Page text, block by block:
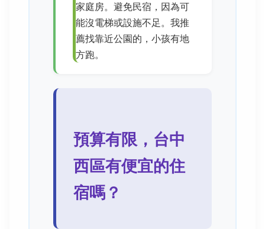
家庭房。避免民宿，因為可
能沒電梯或設施不足。我推
薦找靠近公園的，小孩有地
方跑。
預算有限，台中
西區有便宜的住
宿嗎？